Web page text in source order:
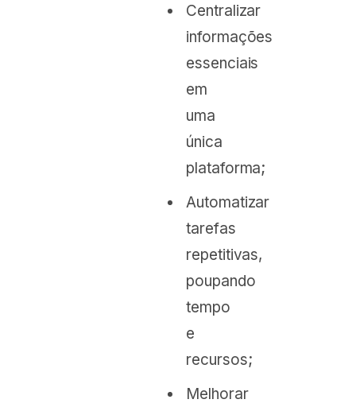
Centralizar
informações
essenciais
em
uma
única
plataforma;
Automatizar
tarefas
repetitivas,
poupando
tempo
e
recursos;
Melhorar